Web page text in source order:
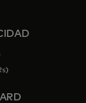
pestaña nueva